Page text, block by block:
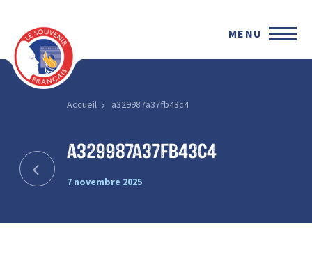
MENU
Accueil a329987a37fb43c4
a329987a37fb43c4
7 novembre 2025